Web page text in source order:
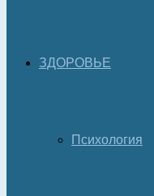
ЗДОРОВЬЕ
Психология